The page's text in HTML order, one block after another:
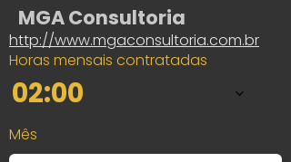
MGA Consultoria
http://www.mgaconsultoria.com.br
Horas mensais contratadas
02:00
Mês